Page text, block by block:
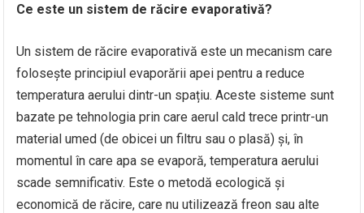
Ce este un sistem de răcire evaporativă?
Un sistem de răcire evaporativă este un mecanism care
folosește principiul evaporării apei pentru a reduce
temperatura aerului dintr-un spațiu. Aceste sisteme sunt
bazate pe tehnologia prin care aerul cald trece printr-un
material umed (de obicei un filtru sau o plasă) și, în
momentul în care apa se evaporă, temperatura aerului
scade semnificativ. Este o metodă ecologică și
economică de răcire, care nu utilizează freon sau alte